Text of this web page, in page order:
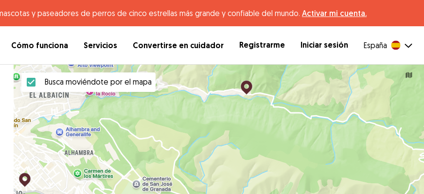
y paseadores de perros de cinco estrellas más grande y confiable del mundo. Activar mi cuenta.
Cómo funciona Servicios Convertirse en cuidador Registrarme Iniciar sesión España
Busca moviéndote por el mapa